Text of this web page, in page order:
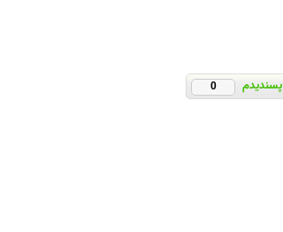
پسندیدم 0